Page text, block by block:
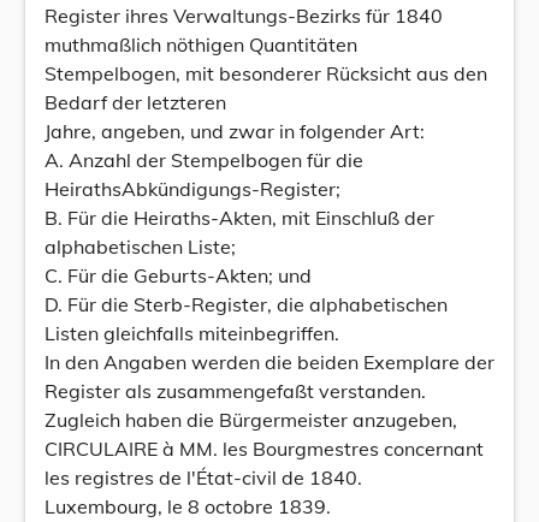
Register ihres Verwaltungs-Bezirks für 1840
muthmaßlich nöthigen Quantitäten
Stempelbogen, mit besonderer Rücksicht aus den
Bedarf der letzteren
Jahre, angeben, und zwar in folgender Art:
A. Anzahl der Stempelbogen für die
HeirathsAbkündigungs-Register;
B. Für die Heiraths-Akten, mit Einschluß der
alphabetischen Liste;
C. Für die Geburts-Akten; und
D. Für die Sterb-Register, die alphabetischen
Listen gleichfalls miteinbegriffen.
In den Angaben werden die beiden Exemplare der
Register als zusammengefaßt verstanden.
Zugleich haben die Bürgermeister anzugeben,
CIRCULAIRE à MM. les Bourgmestres concernant
les registres de l'État-civil de 1840.
Luxembourg, le 8 octobre 1839.